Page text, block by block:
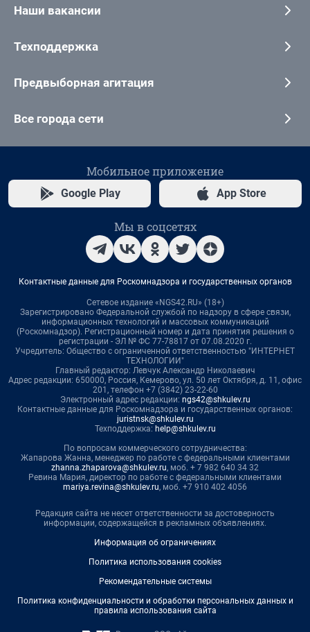
Наши вакансии
Техподдержка
Предвыборная агитация
Все города сети
Мобильное приложение
Google Play App Store
Мы в соцсетях
Контактные данные для Роскомнадзора и государственных органов
Сетевое издание «NGS42.RU» (18+)
Зарегистрировано Федеральной службой по надзору в сфере связи,
информационных технологий и массовых коммуникаций
(Роскомнадзор). Регистрационный номер и дата принятия решения о
регистрации - ЭЛ № ФС 77-78817 от 07.08.2020 г.
Учредитель: Общество с ограниченной ответственностью "ИНТЕРНЕТ
ТЕХНОЛОГИИ"
Главный редактор: Левчук Александр Николаевич
Адрес редакции: 650000, Россия, Кемерово, ул. 50 лет Октября, д. 11, офис
201, телефон +7 (3842) 23-22-60
Электронный адрес редакции: ngs42@shkulev.ru
Контактные данные для Роскомнадзора и государственных органов:
juristnsk@shkulev.ru
Техподдержка: help@shkulev.ru
По вопросам коммерческого сотрудничества:
Жапарова Жанна, менеджер по работе с федеральными клиентами
zhanna.zhaparova@shkulev.ru, моб. + 7 982 640 34 32
Ревина Мария, директор по работе с федеральными клиентами
mariya.revina@shkulev.ru, моб. +7 910 402 4056
Редакция сайта не несет ответственности за достоверность
информации, содержащейся в рекламных объявлениях.
Информация об ограничениях
Политика использования cookies
Рекомендательные системы
Политика конфиденциальности и обработки персональных данных и
правила использования сайта